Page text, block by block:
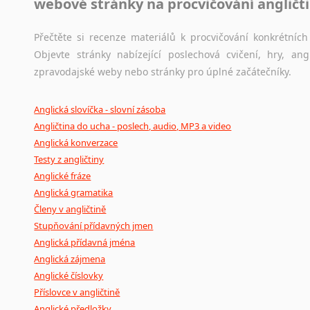
Přečtěte si recenze materiálů k procvičování
Objevte stránky nabízející poslechová cvičení, hry,
zpravodajské weby nebo stránky pro úplné začátečníky.
Anglická slovíčka - slovní zásoba
Angličtina do ucha - poslech, audio, MP3 a video
Anglická konverzace
Testy z angličtiny
Anglické fráze
Anglická gramatika
Členy v angličtině
Stupňování přídavných jmen
Anglická přídavná jména
Anglická zájmena
Anglické číslovky
Příslovce v angličtině